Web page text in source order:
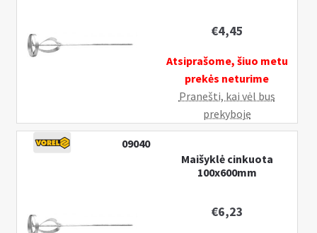
€4,45
Atsiprašome, šiuo metu
prekės neturime
Pranešti, kai vėl bus
prekyboje
09040
Maišyklė cinkuota
100x600mm
€6,23